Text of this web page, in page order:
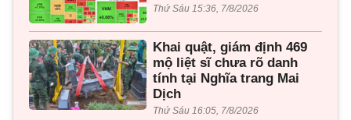
Thứ Sáu 15:36, 7/8/2026
Khai quật, giám định 469
mộ liệt sĩ chưa rõ danh
tính tại Nghĩa trang Mai
Dịch
Thứ Sáu 16:05, 7/8/2026